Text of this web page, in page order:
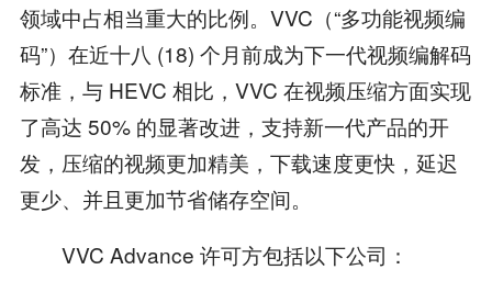
领域中占相当重大的比例。VVC（“多功能视频编
码”）在近十八 (18) 个月前成为下一代视频编解码
标准，与 HEVC 相比，VVC 在视频压缩方面实现
了高达 50% 的显著改进，支持新一代产品的开
发，压缩的视频更加精美，下载速度更快，延迟
更少、并且更加节省储存空间。
VVC Advance 许可方包括以下公司：